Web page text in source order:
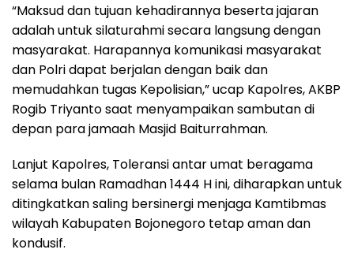
“Maksud dan tujuan kehadirannya beserta jajaran
adalah untuk silaturahmi secara langsung dengan
masyarakat. Harapannya komunikasi masyarakat
dan Polri dapat berjalan dengan baik dan
memudahkan tugas Kepolisian,” ucap Kapolres, AKBP
Rogib Triyanto saat menyampaikan sambutan di
depan para jamaah Masjid Baiturrahman.
Lanjut Kapolres, Toleransi antar umat beragama
selama bulan Ramadhan 1444 H ini, diharapkan untuk
ditingkatkan saling bersinergi menjaga Kamtibmas
wilayah Kabupaten Bojonegoro tetap aman dan
kondusif.